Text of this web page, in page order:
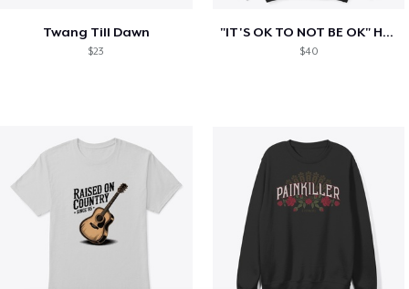
Twang Till Dawn
$23
"IT'S OK TO NOT BE OK" Hoodie (BP LOGO)
$40